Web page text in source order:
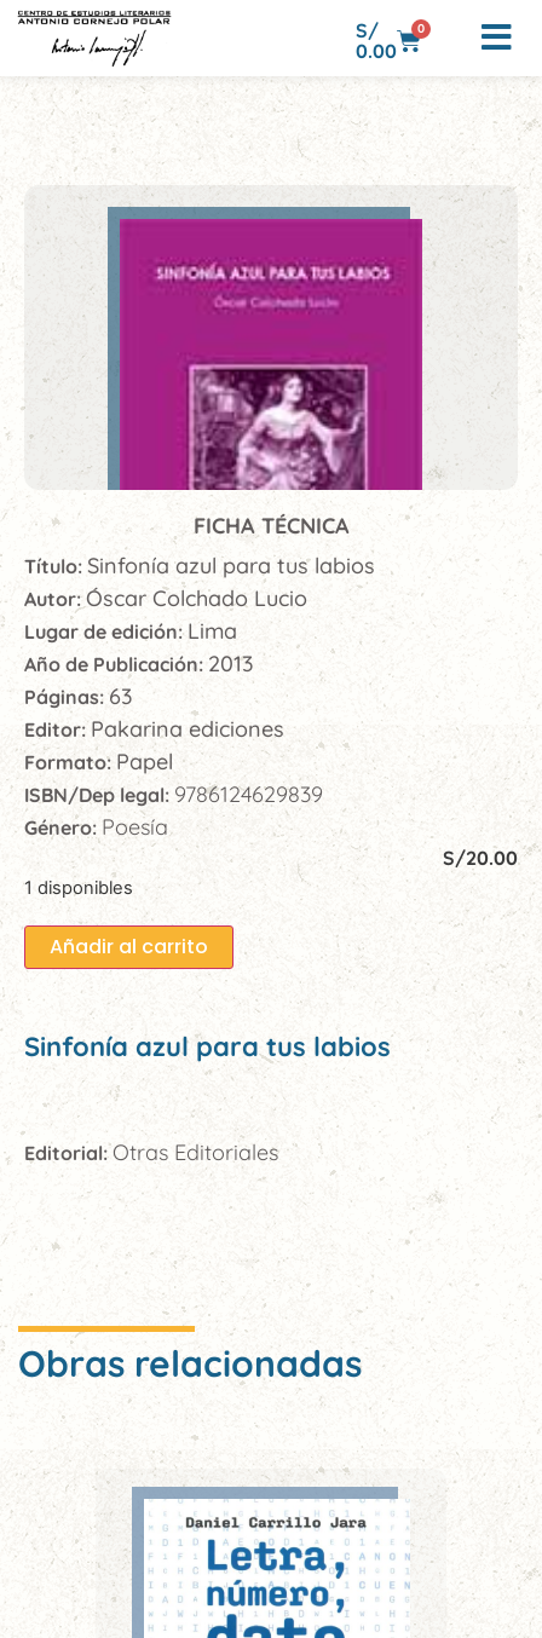
S/
0.00
0
FICHA TÉCNICA
Título: Sinfonía azul para tus labios
Autor:Óscar Colchado Lucio
Lugar de edición: Lima
Año de Publicación: 2013
Páginas:63
Editor:Pakarina ediciones
Formato: Papel
ISBN/Dep legal: 9786124629839
Género: Poesía
S/20.00
1 disponibles
Añadir al carrito
Sinfonía azul para tus labios
Editorial:Otras Editoriales
Obras relacionadas